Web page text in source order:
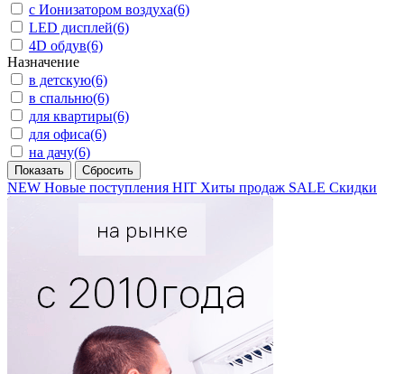
с Ионизатором воздуха(6)
LED дисплей(6)
4D обдув(6)
Назначение
в детскую(6)
в спальню(6)
для квартиры(6)
для офиса(6)
на дачу(6)
NEW Новые поступления HIT Хиты продаж SALE Скидки